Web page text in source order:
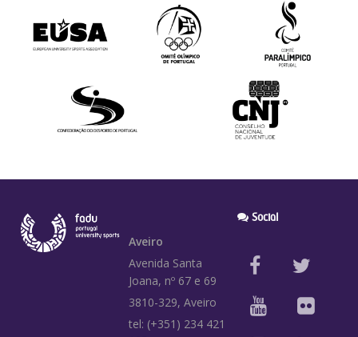
Aveiro
Avenida Santa
Joana, nº 67 e 69
3810-329, Aveiro
tel: (+351) 234 421
Social